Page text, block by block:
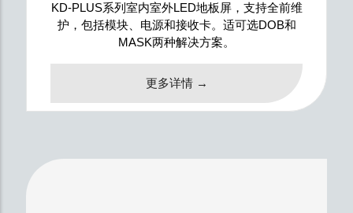
KD-PLUS系列室内室外LED地板屏，支持全前维
护，包括模块、电源和接收卡。适可选DOB和
MASK两种解决方案。
更多详情 →